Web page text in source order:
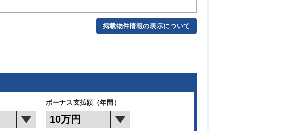
掲載物件情報の表示について
ボーナス支払額（年間）